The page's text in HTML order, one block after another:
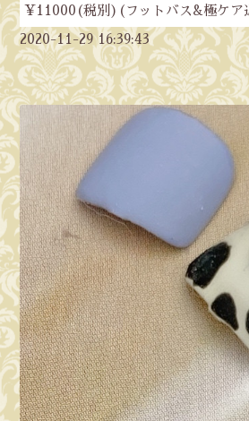
¥11000(税別)(フットバス&極ケア
2020-11-29 16:39:43